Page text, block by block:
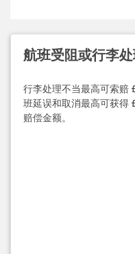
航班受阻或行李处
行李处理不当最高可索赔
班延误和取消最高可获得
赔偿金额。